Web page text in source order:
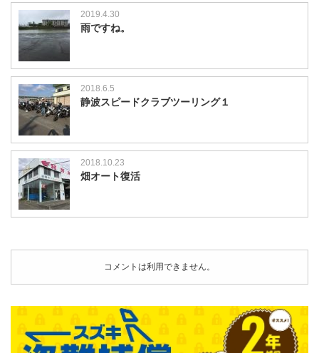
2019.4.30
雨ですね。
2018.6.5
静波スピードクラブツーリング１
2018.10.23
畑オート復活
コメントは利用できません。